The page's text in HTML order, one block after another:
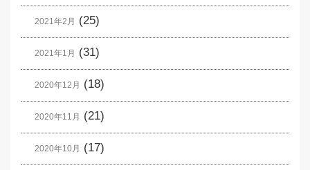
2021年2月 (25)
2021年1月 (31)
2020年12月 (18)
2020年11月 (21)
2020年10月 (17)